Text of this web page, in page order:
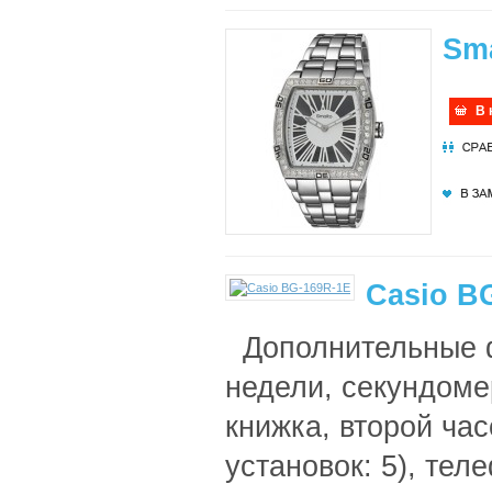
В
Casio
Дополнительные
недели,
книжка, второй
установок: 5),